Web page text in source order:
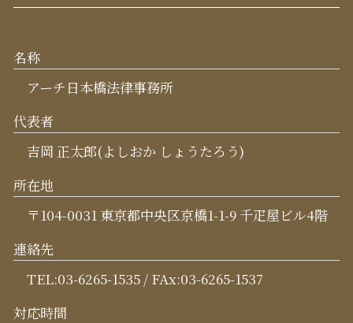
名称
アーチ日本橋法律事務所
代表者
吉岡 正太郎(よしおか しょうたろう)
所在地
〒104-0031 東京都中央区京橋1-1-9 千疋屋ビル4階
連絡先
TEL:03-6265-1535 / FAx:03-6265-1537
対応時間